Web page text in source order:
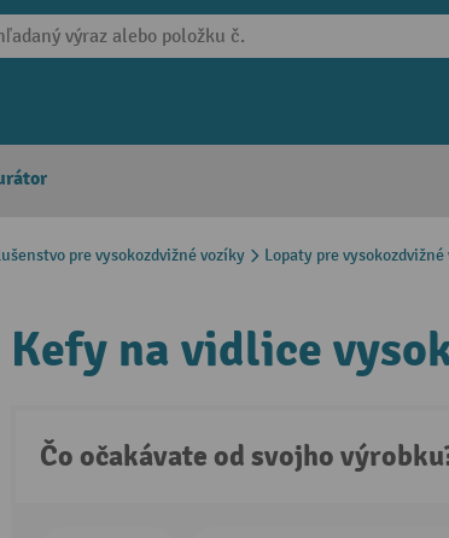
pre vysokozdvižné vozíky Lopaty pre vysokozdvižné
Kefy na vidlice
Čo očakávate od svojho